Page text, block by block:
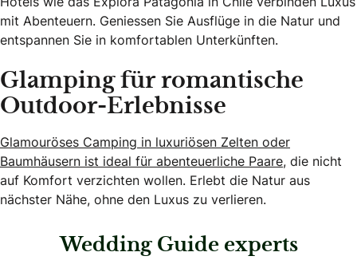
mit Abenteuern. Geniessen Sie Ausflüge in die Natur und
entspannen Sie in komfortablen Unterkünften.
Glamping für romantische
Outdoor-Erlebnisse
Glamouröses Camping in luxuriösen Zelten oder
Baumhäusern ist ideal für abenteuerliche Paare, die nicht
auf Komfort verzichten wollen. Erlebt die Natur aus
nächster Nähe, ohne den Luxus zu verlieren.
Wedding Guide experts